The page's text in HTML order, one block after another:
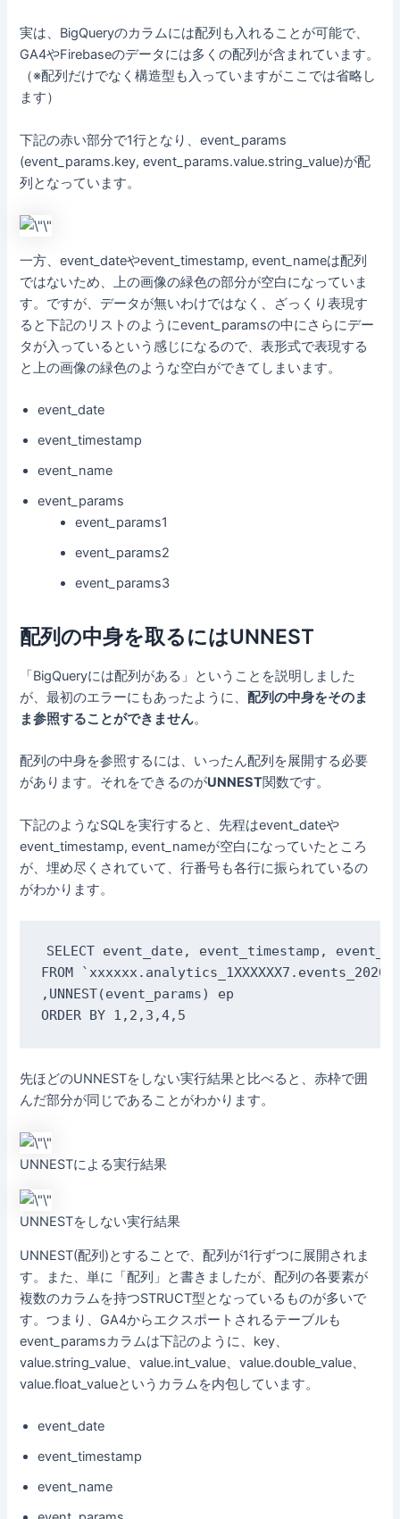
実は、BigQueryのカラムには配列も入れることが可能で、
GA4やFirebaseのデータには多くの配列が含まれています。
（※配列だけでなく構造型も入っていますがここでは省略し
ます）
下記の赤い部分で1行となり、event_params
(event_params.key, event_params.value.string_value)が配
列となっています。
一方、event_dateやevent_timestamp, event_nameは配列
ではないため、上の画像の緑色の部分が空白になっていま
す。ですが、データが無いわけではなく、ざっくり表現す
ると下記のリストのようにevent_paramsの中にさらにデー
タが入っているという感じになるので、表形式で表現する
と上の画像の緑色のような空白ができてしまいます。
event_date
event_timestamp
event_name
event_params
event_params1
event_params2
event_params3
配列の中身を取るにはUNNEST
「BigQueryには配列がある」ということを説明しました
が、最初のエラーにもあったように、配列の中身をそのま
ま参照することができません。
配列の中身を参照するには、いったん配列を展開する必要
があります。それをできるのがUNNEST関数です。
下記のようなSQLを実行すると、先程はevent_dateや
event_timestamp, event_nameが空白になっていたところ
が、埋め尽くされていて、行番号も各行に振られているの
がわかります。
SELECT event_date, event_timestamp,
FROM
,UNNEST(event_params) ep
ORDER BY 1,2,3,4,5
先ほどのUNNESTをしない実行結果と比べると、赤枠で囲
んだ部分が同じであることがわかります。
UNNESTによる実行結果
UNNESTをしない実行結果
UNNEST(配列)とすることで、配列が1行ずつに展開されま
す。また、単に「配列」と書きましたが、配列の各要素が
複数のカラムを持つSTRUCT型となっているものが多いで
す。つまり、GA4からエクスポートされるテーブルも
event_paramsカラムは下記のように、key、
value.string_value、value.int_value、value.double_value、
value.float_valueというカラムを内包しています。
event_date
event_timestamp
event_name